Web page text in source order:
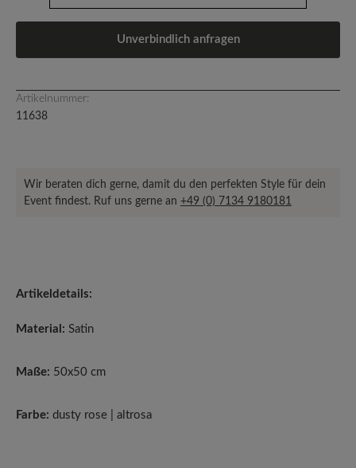
Unverbindlich anfragen
Artikelnummer:
11638
Wir beraten dich gerne, damit du den perfekten Style für dein
Event findest. Ruf uns gerne an +49 (0) 7134 9180181
Artikeldetails:
Material: Satin
Maße: 50x50 cm
Farbe: dusty rose | altrosa